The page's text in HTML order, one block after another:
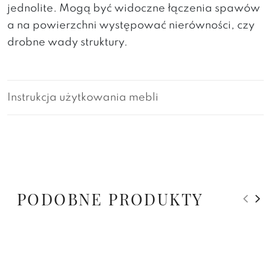
jednolite. Mogą być widoczne łączenia spawów
a na powierzchni występować nierówności, czy
drobne wady struktury.
Instrukcja użytkowania mebli
PODOBNE PRODUKTY